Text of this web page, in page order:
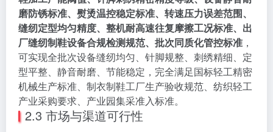
磨防锈标准、熨烫温控稳定标准、转速压力误差范围、
缝纫定型均匀精度、整机耐高速往复摩擦工况标准、出
厂缝纫制鞋设备合规检测规范、批次同质化管控标准 ，
可实现全批次设备缝纫均匀、针脚规整、刺绣精细、定
型平整、静音耐磨、节能稳定，完全满足国标轻工精密
机械生产标准、制衣制鞋工厂生产验收规范、纺织轻工
产业采购要求、产业园集采准入标准。
2.3 市场与渠道可行性